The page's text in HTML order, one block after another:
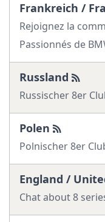
Frankreich /
Rejoignez la
Passionnés de
Russland
Russischer 8er
Polen
Polnischer 8er
England /
Chat about 8